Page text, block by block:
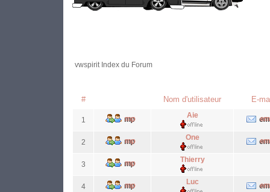
vwspirit Index du Forum
# Nom d'utilisateur E-
1
Aie
2
One
3
Thierry
4
Luc